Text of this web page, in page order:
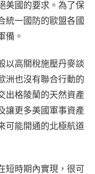
美國的要求。為了保
統一國防的歐盟各國
備。
以高關稅施壓丹麥談
洲也沒有聯合行動的
出格陵蘭的天然資產
讓更多美國軍事資產
可能開通的北極航道
短時期內實現，很可